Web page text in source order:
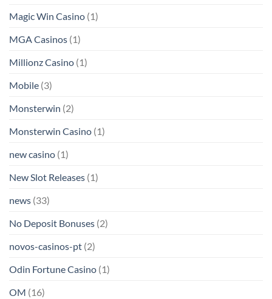
Magic Win Casino (1)
MGA Casinos (1)
Millionz Casino (1)
Mobile (3)
Monsterwin (2)
Monsterwin Casino (1)
new casino (1)
New Slot Releases (1)
news (33)
No Deposit Bonuses (2)
novos-casinos-pt (2)
Odin Fortune Casino (1)
OM (16)